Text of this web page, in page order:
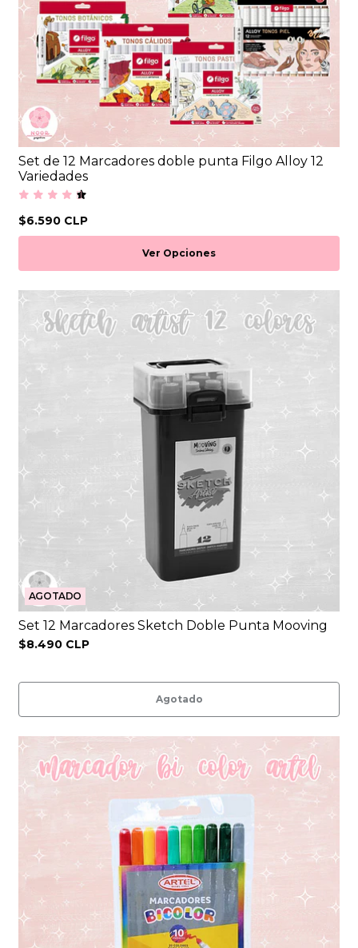
Set de 12 Marcadores doble punta Filgo Alloy 12
Variedades
$6.590 CLP
Ver Opciones
AGOTADO
Set 12 Marcadores Sketch Doble Punta Mooving
$8.490 CLP
Agotado